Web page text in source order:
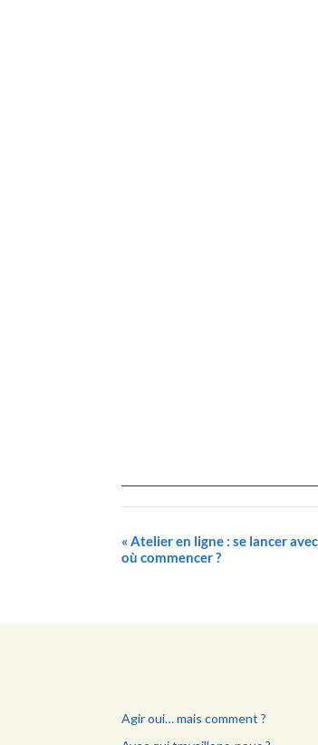
« Atelier en ligne : se lancer
où commencer ?
Agir oui… mais comment ?